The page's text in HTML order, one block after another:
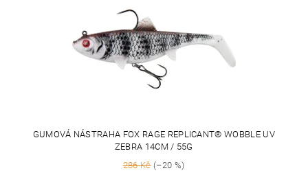
GUMOVÁ NÁSTRAHA FOX RAGE REPLICANT® WOBBLE UV
ZEBRA 14CM / 55G
286 Kč(–20 %)